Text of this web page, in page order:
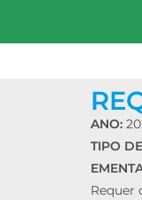
ANO:
TIPO
Requer